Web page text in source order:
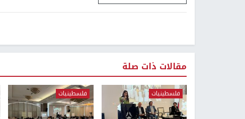
مقالات ذات صلة
فلسطينيات فلسطينيات